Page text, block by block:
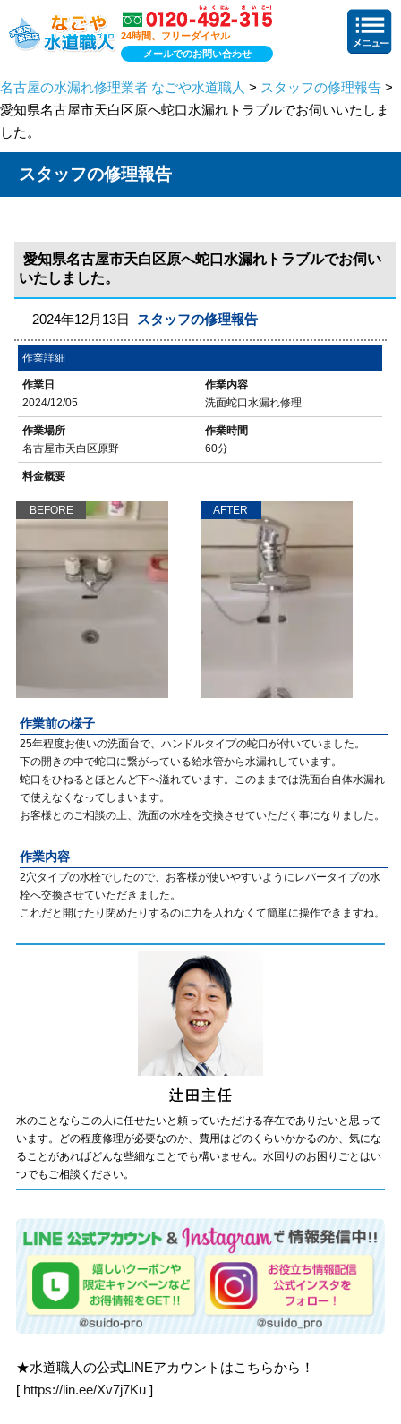
24時間、フリーダイヤル
メールでのお問い合わせ
名古屋の水漏れ修理業者 なごや水道職人 > スタッフの修理報告 >
愛知県名古屋市天白区原へ蛇口水漏れトラブルでお伺いいたしま
した。
スタッフの修理報告
愛知県名古屋市天白区原へ蛇口水漏れトラブルでお伺い
いたしました。
2024年12月13日 スタッフの修理報告
作業詳細
作業日
2024/12/05
作業内容
洗面蛇口水漏れ修理
作業場所
名古屋市天白区原野
作業時間
60分
料金概要
BEFORE AFTER
作業前の様子
25年程度お使いの洗面台で、ハンドルタイプの蛇口が付いていました。
下の開きの中で蛇口に繋がっている給水管から水漏れしています。
蛇口をひねるとほとんど下へ溢れています。このままでは洗面台自体水漏れ
で使えなくなってしまいます。
お客様とのご相談の上、洗面の水栓を交換させていただく事になりました。
作業内容
2穴タイプの水栓でしたので、お客様が使いやすいようにレバータイプの水
栓へ交換させていただきました。
これだと開けたり閉めたりするのに力を入れなくて簡単に操作できますね。
水のことならこの人に任せたいと頼っていただける存在でありたいと思って
います。どの程度修理が必要なのか、費用はどのくらいかかるのか、気にな
ることがあればどんな些細なことでも構いません。水回りのお困りごとはい
つでもご相談ください。
★水道職人の公式LINEアカウントはこちらから！
[ https://lin.ee/Xv7j7Ku ]